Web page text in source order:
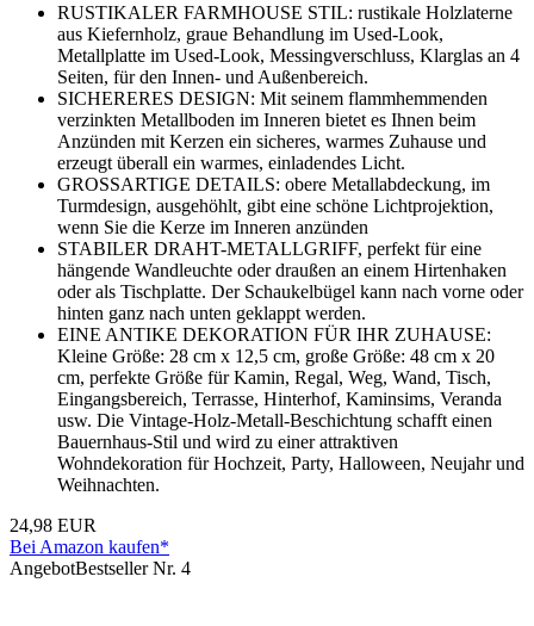
RUSTIKALER FARMHOUSE STIL: rustikale Holzlaterne
aus Kiefernholz, graue Behandlung im Used-Look,
Metallplatte im Used-Look, Messingverschluss, Klarglas an 4
Seiten, für den Innen- und Außenbereich.
SICHERERES DESIGN: Mit seinem flammhemmenden
verzinkten Metallboden im Inneren bietet es Ihnen beim
Anzünden mit Kerzen ein sicheres, warmes Zuhause und
erzeugt überall ein warmes, einladendes Licht.
GROSSARTIGE DETAILS: obere Metallabdeckung, im
Turmdesign, ausgehöhlt, gibt eine schöne Lichtprojektion,
wenn Sie die Kerze im Inneren anzünden
STABILER DRAHT-METALLGRIFF, perfekt für eine
hängende Wandleuchte oder draußen an einem Hirtenhaken
oder als Tischplatte. Der Schaukelbügel kann nach vorne oder
hinten ganz nach unten geklappt werden.
EINE ANTIKE DEKORATION FÜR IHR ZUHAUSE:
Kleine Größe: 28 cm x 12,5 cm, große Größe: 48 cm x 20
cm, perfekte Größe für Kamin, Regal, Weg, Wand, Tisch,
Eingangsbereich, Terrasse, Hinterhof, Kaminsims, Veranda
usw. Die Vintage-Holz-Metall-Beschichtung schafft einen
Bauernhaus-Stil und wird zu einer attraktiven
Wohndekoration für Hochzeit, Party, Halloween, Neujahr und
Weihnachten.
24,98 EUR
Bei Amazon kaufen*
AngebotBestseller Nr. 4